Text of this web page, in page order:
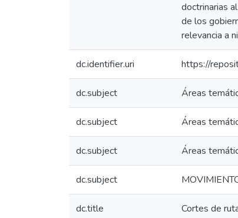
doctrinarias
de los
relevancia a
dc.identifier.uri https://
dc.subject Áreas
dc.subject Áreas
dc.subject Áreas
dc.subject
dc.title Cortes de